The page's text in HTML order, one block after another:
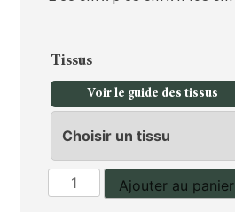
Tissus
Voir le guide des tissus
quantité
de
Ajouter au panier